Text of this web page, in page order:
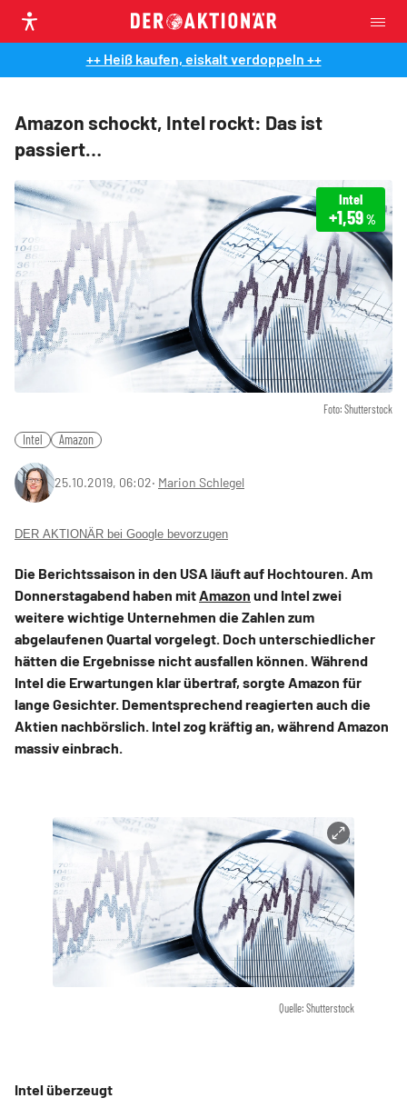
++ Heiß kaufen, eiskalt verdoppeln ++
Amazon schockt, Intel rockt: Das ist
passiert…
Foto: Shutterstock
Intel
+1,59%
Intel Amazon
25.10.2019, 06:02‧ Marion Schlegel
DER AKTIONÄR bei Google bevorzugen
Die Berichtssaison in den USA läuft auf Hochtouren. Am
Donnerstagabend haben mitAmazon und Intel zwei
weitere wichtige Unternehmen die Zahlen zum
abgelaufenen Quartal vorgelegt. Doch unterschiedlicher
hätten die Ergebnisse nicht ausfallen können. Während
Intel die Erwartungen klar übertraf, sorgte Amazon für
lange Gesichter. Dementsprechend reagierten auch die
Aktien nachbörslich. Intel zog kräftig an, während Amazon
massiv einbrach.
Quelle: Shutterstock
Intel überzeugt